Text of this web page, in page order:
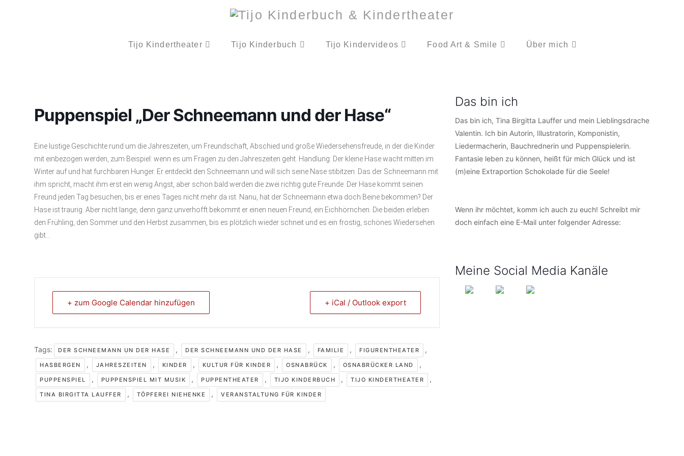
Tijo Kindertheater Tijo Kinderbuch Tijo Kindervideos Food Art & Smile Über mich
Puppenspiel „Der Schneemann und der Hase“
Eine lustige Geschichte rund um die Jahreszeiten, um Freundschaft, Abschied und große Wiedersehensfreude, in der die Kinder
mit einbezogen werden, zum Beispiel: wenn es um Fragen zu den Jahreszeiten geht. Handlung: Der kleine Hase wacht mitten im
Winter auf und hat furchbaren Hunger. Er entdeckt den Schneemann und will sich seine Nase stibitzen. Das der Schneemann mit
ihm spricht, macht ihm erst ein wenig Angst, aber schon bald werden die zwei richtig gute Freunde. Der Hase kommt seinen
Freund jeden Tag besuchen, bis er eines Tages nicht mehr da ist. Nanu, hat der Schneemann etwa doch Beine bekommen? Der
Hase ist traurig. Aber nicht lange, denn ganz unverhofft bekommt er einen neuen Freund, ein Eichhörnchen. Die beiden erleben
den Frühling, den Sommer und den Herbst zusammen, bis es plötzlich wieder schneit und es ein frostig, schönes Wiedersehen
gibt…
+ zum Google Calendar hinzufügen + iCal / Outlook export
Tags: DER SCHNEEMANN UN DER HASE , DER SCHNEEMANN UND DER HASE , FAMILIE , FIGURENTHEATER ,
HASBERGEN , JAHRESZEITEN , KINDER , KULTUR FÜR KINDER , OSNABRÜCK , OSNABRÜCKER LAND ,
PUPPENSPIEL , PUPPENSPIEL MIT MUSIK , PUPPENTHEATER , TIJO KINDERBUCH , TIJO KINDERTHEATER ,
TINA BIRGITTA LAUFFER , TÖPFEREI NIEHENKE , VERANSTALTUNG FÜR KINDER
Das bin ich
Das bin ich, Tina Birgitta Lauffer und mein Lieblingsdrache
Valentin. Ich bin Autorin, Illustratorin, Komponistin,
Liedermacherin, Bauchrednerin und Puppenspielerin.
Fantasie leben zu können, heißt für mich Glück und ist
(m)eine Extraportion Schokolade für die Seele!
Wenn ihr möchtet, komm ich auch zu euch! Schreibt mir
doch einfach eine E-Mail unter folgender Adresse:
Meine Social Media Kanäle